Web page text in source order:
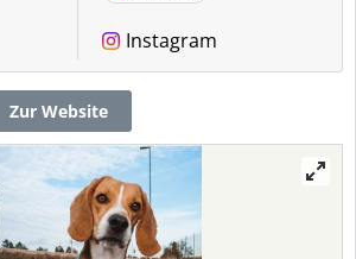
Instagram
Zur Website